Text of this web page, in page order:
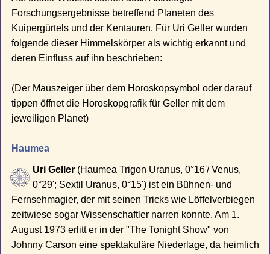
Forschungsergebnisse betreffend Planeten des
Kuipergürtels und der Kentauren. Für Uri Geller wurden
folgende dieser Himmelskörper als wichtig erkannt und
deren Einfluss auf ihn beschrieben:
(Der Mauszeiger über dem Horoskopsymbol oder darauf
tippen öffnet die Horoskopgrafik für Geller mit dem
jeweiligen Planet)
Haumea
Uri Geller (Haumea Trigon Uranus, 0°16'/ Venus,
0°29'; Sextil Uranus, 0°15') ist ein Bühnen- und
Fernsehmagier, der mit seinen Tricks wie Löffelverbiegen
zeitwiese sogar Wissenschaftler narren konnte. Am 1.
August 1973 erlitt er in der "The Tonight Show" von
Johnny Carson eine spektakuläre Niederlage, da heimlich